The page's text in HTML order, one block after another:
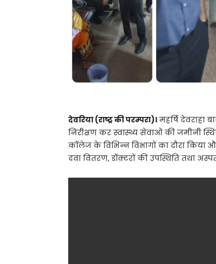
देवरिया (राष्ट्र की परम्परा)।महर्षि
निरीक्षण कर स्वास्थ्य सेवाओं की जमीनी
कॉलेज के विभिन्न विभागों का दौरा किया
दवा वितरण, डॉक्टरों की उपस्थिति तथा